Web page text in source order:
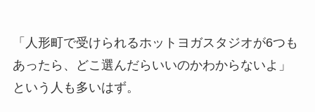
「人形町で受けられるホットヨガスタジオが6つも
あったら、どこ選んだらいいのかわからないよ」
という人も多いはず。